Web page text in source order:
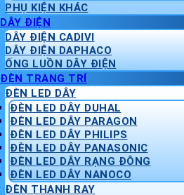
PHỤ KIỆN KHÁC
DÂY ĐIỆN
DÂY ĐIỆN CADIVI
DÂY ĐIỆN DAPHACO
ỐNG LUỒN DÂY ĐIỆN
ĐÈN TRANG TRÍ
ĐÈN LED DÂY
ĐÈN LED DÂY DUHAL
ĐÈN LED DÂY PARAGON
ĐÈN LED DÂY PHILIPS
ĐÈN LED DÂY PANASONIC
ĐÈN LED DÂY RẠNG ĐÔNG
ĐÈN LED DÂY NANOCO
ĐÈN THANH RAY